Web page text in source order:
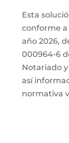
Esta
conforme a
año 2026,
000964-6
Notariado
así
normativa